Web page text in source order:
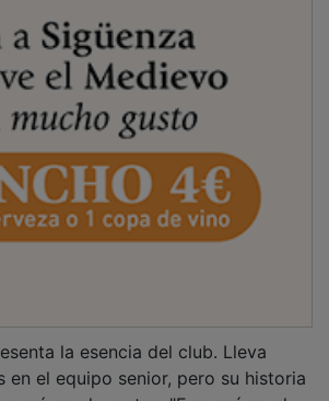
el equipo senior, pero su historia
mucho antes: "Empecé en el